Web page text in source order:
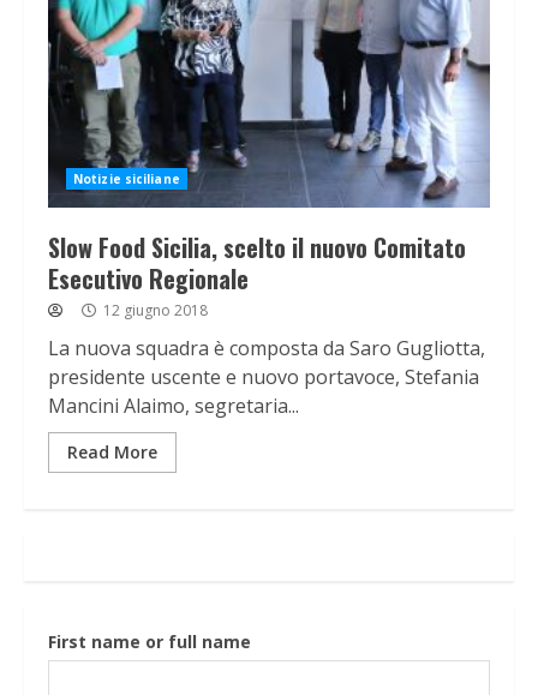
Notizie siciliane
Slow Food Sicilia, scelto il nuovo Comitato
Esecutivo Regionale
12 giugno 2018
La nuova squadra è composta da Saro Gugliotta,
presidente uscente e nuovo portavoce, Stefania
Mancini Alaimo, segretaria...
Read More
First name or full name